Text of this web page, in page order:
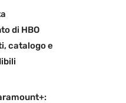
di HBO
catalogo e